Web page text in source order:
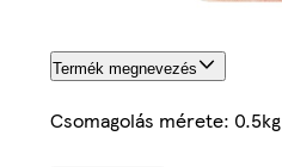
Termék megnevezés
Csomagolás mérete: 0.5kg